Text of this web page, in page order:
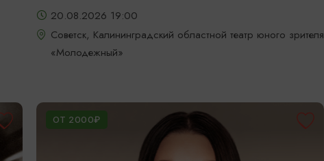
20.08.2026 19:00
Советск, Калининградский областной театр юного зрителя
«Молодежный»
ОТ 2000₽